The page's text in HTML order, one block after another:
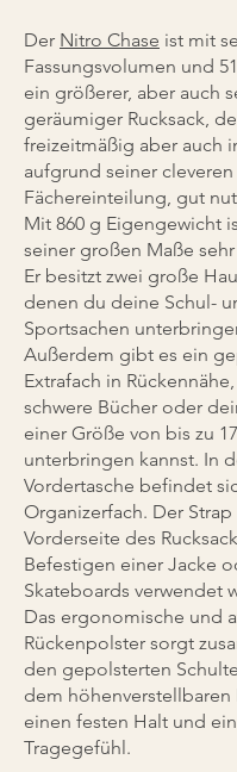
Der Nitro Chase ist mit
Fassungsvolumen und
ein größerer, aber auch
geräumiger Rucksack,
freizeitmäßig aber auch
aufgrund seiner cleveren
Fächereinteilung, gut
Mit 860 g Eigengewicht
seiner großen Maße
Er besitzt zwei große
denen du deine Schul-
Sportsachen
Außerdem gibt es ein
Extrafach in
schwere Bücher oder
einer Größe von bis zu
unterbringen kannst. In
Vordertasche befindet
Organizerfach. Der
Vorderseite des
Befestigen einer Jacke
Skateboards verwendet
Das ergonomische und
Rückenpolster sorgt
den gepolsterten
dem höhenverstellbaren
einen festen Halt und
Tragegefühl.